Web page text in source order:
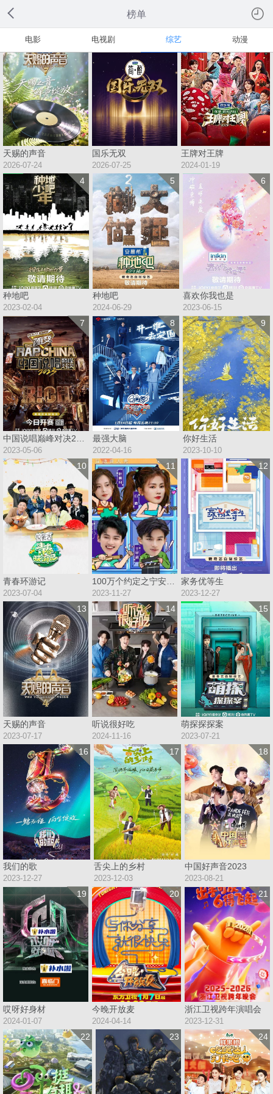
榜单
电影 电视剧 综艺 动漫
天赐的声音
2026-07-24
国乐无双
2
2026-07-25
王牌对王牌
2024-01-19
种地吧
4
2023-02-04
种地吧
5
2024-06-29
喜欢你我也是
6
2023-06-15
中国说唱巅峰对决2023
7
2023-05-06
最强大脑
8
2022-04-16
你好生活
9
2023-10-10
青春环游记
10
2023-07-04
100万个约定之宁安如梦
11
2023-11-27
家务优等生
12
2023-12-27
天赐的声音
13
2023-07-17
听说很好吃
14
2024-11-16
萌探探探案
15
2023-07-21
我们的歌
16
2023-12-27
舌尖上的乡村
17
2023-12-03
中国好声音2023
18
2023-08-21
哎呀好身材
19
2024-01-07
今晚开放麦
20
2024-04-14
浙江卫视跨年演唱会
21
2023-12-31
22 23 24